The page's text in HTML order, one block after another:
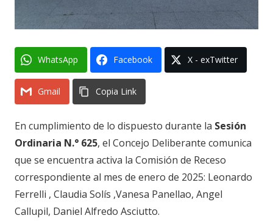
WhatsApp Facebook X - exTwitter
Gmail Copia Link
En cumplimiento de lo dispuesto durante la Sesión
Ordinaria N.° 625, el Concejo Deliberante comunica
que se encuentra activa la Comisión de Receso
correspondiente al mes de enero de 2025: Leonardo
Ferrelli , Claudia Solís ,Vanesa Panellao, Angel
Callupil, Daniel Alfredo Asciutto.